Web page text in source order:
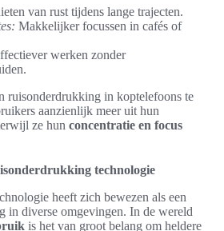
van rust tijdens lange trajecten.
Makkelijker focussen in cafés of
werken zonder
ruisonderdrukking in koptelefoons te
aanzienlijk meer uit hun
ze hun concentratie en focus
technologie
heeft zich bewezen als een
in diverse omgevingen. In de wereld
is het van groot belang om heldere